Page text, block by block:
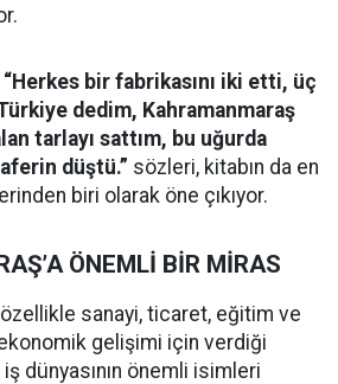
“Herkes bir fabrikasını iki etti, üç
dedim, Kahramanmaraş
tarlayı sattım, bu uğurda
düştü.” sözleri, kitabın da en
biri olarak öne çıkıyor.
ÖNEMLİ BİR MİRAS
sanayi, ticaret, eğitim ve
ekonomik gelişimi için verdiği
dünyasının önemli isimleri